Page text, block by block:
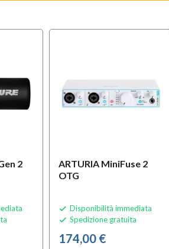
2
ARTURIA MiniFuse 2
OTG
 Disponibilità immediata
 Spedizione gratuita
174,00 €